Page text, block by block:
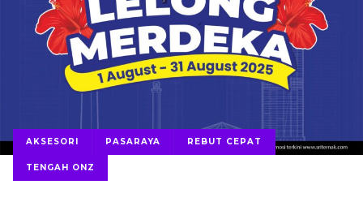
AKSESORI PASARAYA REBUT CEPAT
TENGAH ONZ